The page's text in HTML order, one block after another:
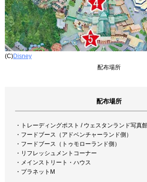
(C)Disney
配布場所
配布場所
・トレーディングポスト / ウェスタンランド写真
・フードブース（アドベンチャーランド側）
・フードブース（トゥモローランド側）
・リフレッシュメントコーナー
・メインストリート・ハウス
・プラネットM